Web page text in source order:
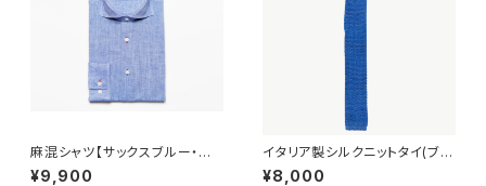
麻混シャツ【サックスブルー・ビ
ジネスカジュアル】
¥9,900
イタリア製シルクニットタイ(ブル
ー)
¥8,000